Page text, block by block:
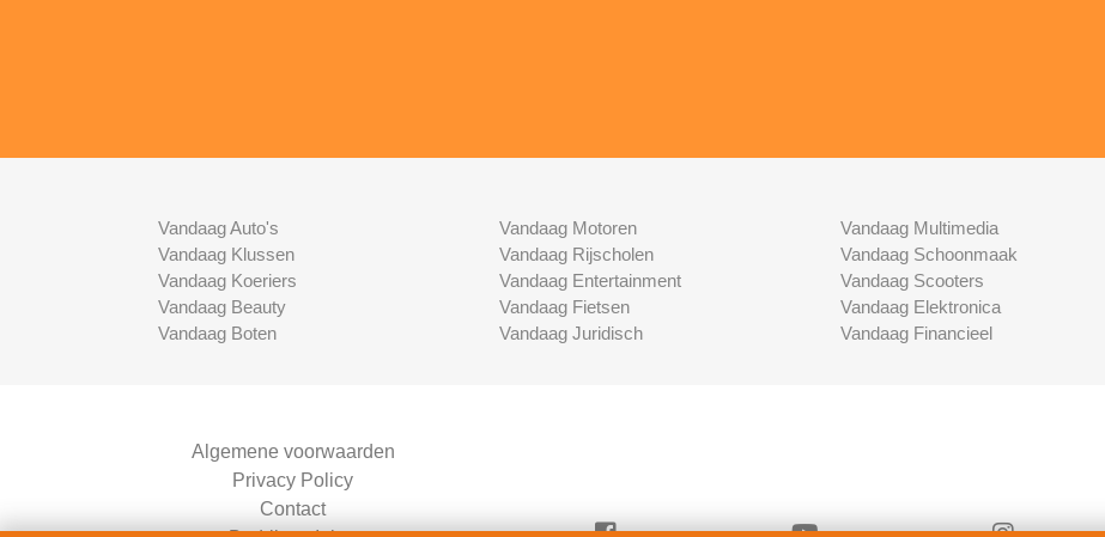
Vandaag Auto's
Vandaag Klussen
Vandaag Koeriers
Vandaag Beauty
Vandaag Boten
Vandaag Motoren
Vandaag Rijscholen
Vandaag Entertainment
Vandaag Fietsen
Vandaag Juridisch
Vandaag Multimedia
Vandaag Schoonmaak
Vandaag Scooters
Vandaag Elektronica
Vandaag Financieel
Algemene voorwaarden
Privacy Policy
Contact